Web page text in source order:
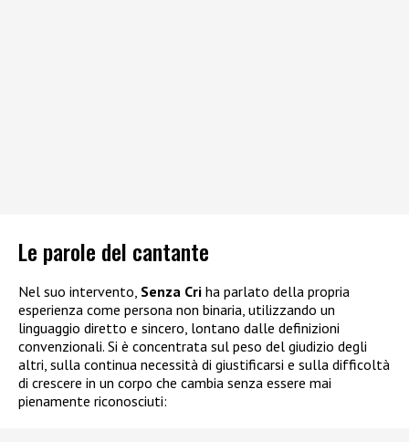
Le parole del cantante
Nel suo intervento, Senza Cri ha parlato della propria
esperienza come persona non binaria, utilizzando un
linguaggio diretto e sincero, lontano dalle definizioni
convenzionali. Si è concentrata sul peso del giudizio degli
altri, sulla continua necessità di giustificarsi e sulla difficoltà
di crescere in un corpo che cambia senza essere mai
pienamente riconosciuti: